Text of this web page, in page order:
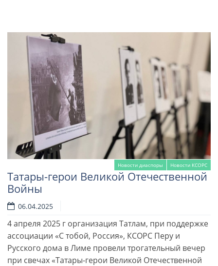
Новости диаспоры Новости КСОРС
Читать далее
Татары-герои Великой Отечественной
Войны
06.04.2025
4 апреля 2025 г организация Татлам, при поддержке
ассоциации «С тобой, Россия», КСОРС Перу и
Русского дома в Лиме провели трогательный вечер
при свечах «Татары-герои Великой Отечественной